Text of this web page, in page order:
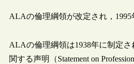
ALAの倫理綱領が改定され，1995
ALAの倫理綱領は1938年に制定
関する声明（Statement on